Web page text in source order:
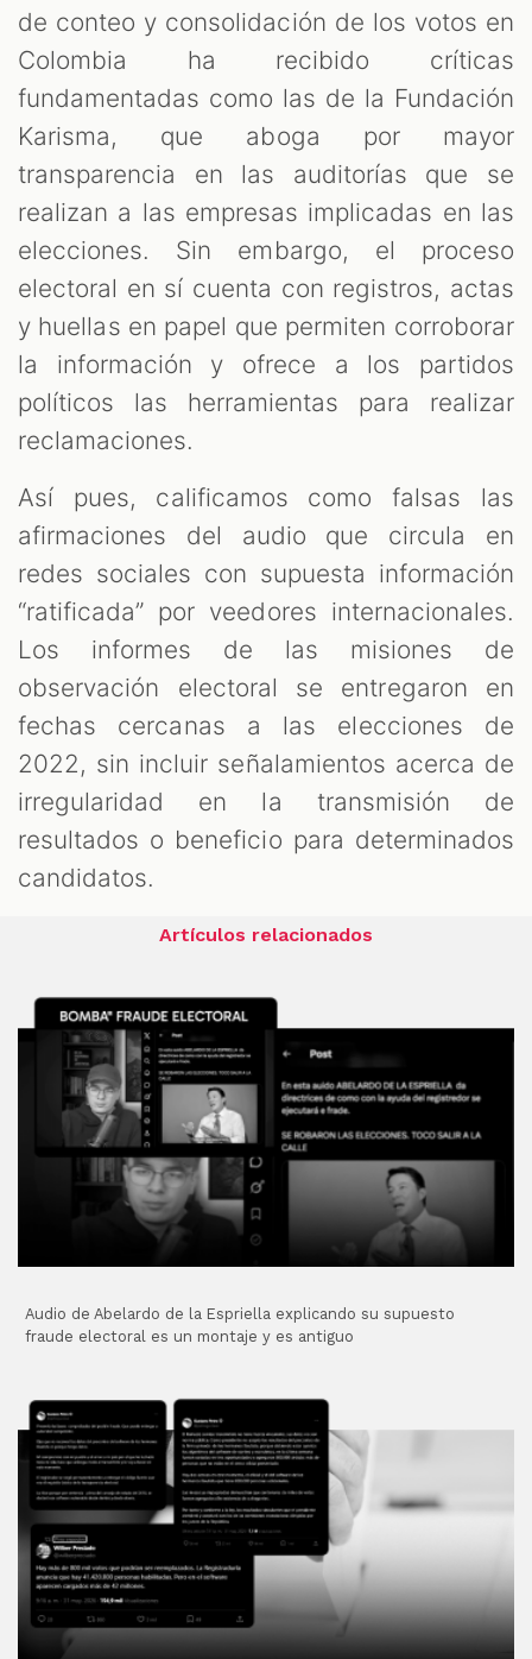
de conteo y consolidación de los votos en
Colombia ha recibido críticas
fundamentadas como las de la Fundación
Karisma, que aboga por mayor
transparencia en las auditorías que se
realizan a las empresas implicadas en las
elecciones. Sin embargo, el proceso
electoral en sí cuenta con registros, actas
y huellas en papel que permiten corroborar
la información y ofrece a los partidos
políticos las herramientas para realizar
reclamaciones.
Así pues, calificamos como falsas las
afirmaciones del audio que circula en
redes sociales con supuesta información
“ratificada” por veedores internacionales.
Los informes de las misiones de
observación electoral se entregaron en
fechas cercanas a las elecciones de
2022, sin incluir señalamientos acerca de
irregularidad en la transmisión de
resultados o beneficio para determinados
candidatos.
Artículos relacionados
Audio de Abelardo de la Espriella explicando su supuesto
fraude electoral es un montaje y es antiguo